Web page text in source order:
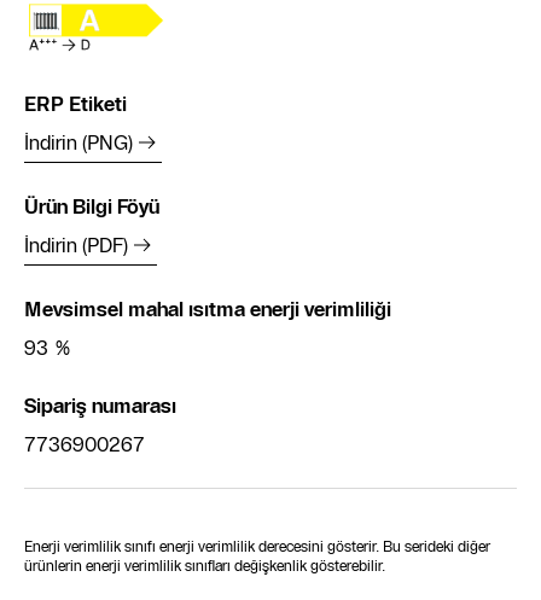
ERP Etiketi
İndirin (PNG)
Ürün Bilgi Föyü
İndirin (PDF)
Mevsimsel mahal ısıtma enerji verimliliği
93 %
‌Sipariş numarası
7736900267
Enerji verimlilik sınıfı enerji verimlilik derecesini gösterir. Bu serideki diğer
ürünlerin enerji verimlilik sınıfları değişkenlik gösterebilir.